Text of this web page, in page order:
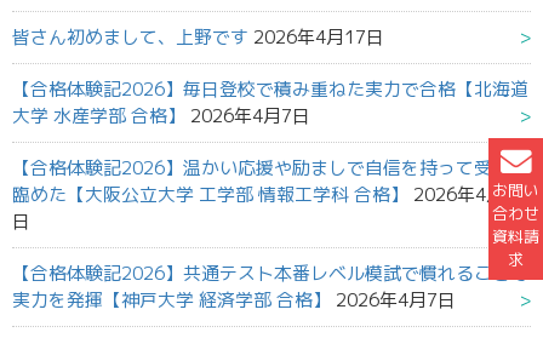
お問い
合わせ
資料請
求
皆さん初めまして、上野です 2026年4月17日
【合格体験記2026】毎日登校で積み重ねた実力で合格【北海道
大学 水産学部 合格】
2026年4月7日
【合格体験記2026】温かい応援や励ましで自信を持って受験に
臨めた【大阪公立大学 工学部 情報工学科 合格】
2026年4月7
日
【合格体験記2026】共通テスト本番レベル模試で慣れることで
実力を発揮【神戸大学 経済学部 合格】
2026年4月7日